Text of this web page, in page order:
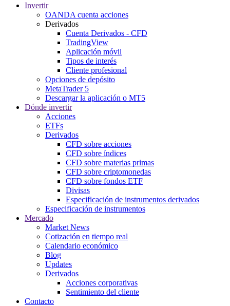
Invertir
OANDA cuenta acciones
Derivados
Cuenta Derivados - CFD
TradingView
Aplicación móvil
Tipos de interés
Cliente profesional
Opciones de depósito
MetaTrader 5
Descargar la aplicación o MT5
Dónde invertir
Acciones
ETFs
Derivados
CFD sobre acciones
CFD sobre índices
CFD sobre materias primas
CFD sobre criptomonedas
CFD sobre fondos ETF
Divisas
Especificación de instrumentos derivados
Especificación de instrumentos
Mercado
Market News
Cotización en tiempo real
Calendario económico
Blog
Updates
Derivados
Acciones corporativas
Sentimiento del cliente
Contacto